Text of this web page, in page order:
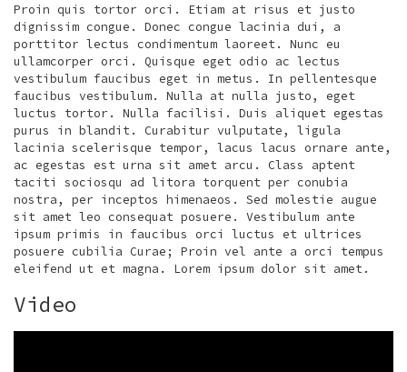
Proin quis tortor orci. Etiam at risus et justo
dignissim congue. Donec congue lacinia dui, a
porttitor lectus condimentum laoreet. Nunc eu
ullamcorper orci. Quisque eget odio ac lectus
vestibulum faucibus eget in metus. In pellentesque
faucibus vestibulum. Nulla at nulla justo, eget
luctus tortor. Nulla facilisi. Duis aliquet egestas
purus in blandit. Curabitur vulputate, ligula
lacinia scelerisque tempor, lacus lacus ornare ante,
ac egestas est urna sit amet arcu. Class aptent
taciti sociosqu ad litora torquent per conubia
nostra, per inceptos himenaeos. Sed molestie augue
sit amet leo consequat posuere. Vestibulum ante
ipsum primis in faucibus orci luctus et ultrices
posuere cubilia Curae; Proin vel ante a orci tempus
eleifend ut et magna. Lorem ipsum dolor sit amet.
Video